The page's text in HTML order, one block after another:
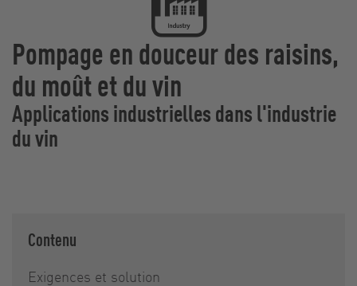
Pompage en douceur des raisins,
du moût et du vin
Applications industrielles dans l'industrie
du vin
Contenu
Exigences et solution